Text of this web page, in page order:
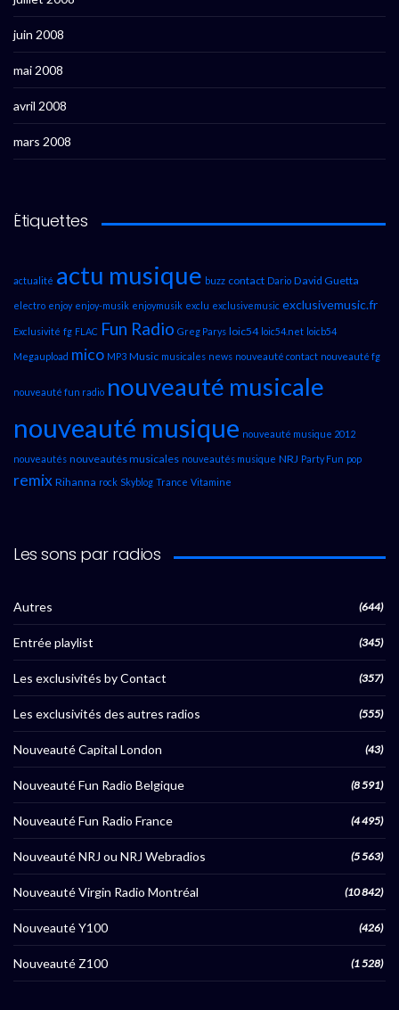
juin 2008
mai 2008
avril 2008
mars 2008
Étiquettes
actualité actu musique buzz contact Dario David Guetta
electro enjoy enjoy-musik enjoymusik exclu exclusivemusic exclusivemusic.fr
Exclusivité fg FLAC Fun Radio Greg Parys loic54 loic54.net loicb54
Megaupload mico MP3 Music musicales news nouveauté contact nouveauté fg
nouveauté fun radio nouveauté musicale
nouveauté musique nouveauté musique 2012
nouveautés nouveautés musicales nouveautés musique NRJ Party Fun pop
remix Rihanna rock Skyblog Trance Vitamine
Les sons par radios
Autres (644)
Entrée playlist (345)
Les exclusivités by Contact (357)
Les exclusivités des autres radios (555)
Nouveauté Capital London (43)
Nouveauté Fun Radio Belgique (8 591)
Nouveauté Fun Radio France (4 495)
Nouveauté NRJ ou NRJ Webradios (5 563)
Nouveauté Virgin Radio Montréal (10 842)
Nouveauté Y100 (426)
Nouveauté Z100 (1 528)